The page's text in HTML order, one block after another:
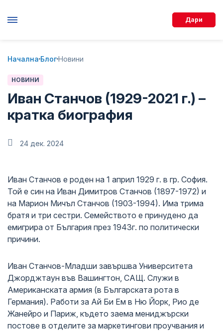
Дари
Начална БлогНовини
НОВИНИ
Иван Станчов (1929-2021 г.) –
кратка биография
24 дек. 2024
Иван Станчов е роден на 1 април 1929 г. в гр. София.
Той е син на Иван Димитров Станчов (1897-1972) и
на Марион Мичъл Станчов (1903-1994). Има трима
братя и три сестри. Семейството е принудено да
емигрира от България през 1943г. по политически
причини.
Иван Станчов-Младши завършва Университета
Джорджтаун във Вашингтон, САЩ. Служи в
Американската армия (в Българската рота в
Германия). Работи за Ай Би Ем в Ню Йорк, Рио де
Жанейро и Париж, където заема мениджърски
постове в отделите за маркетингови проучвания и